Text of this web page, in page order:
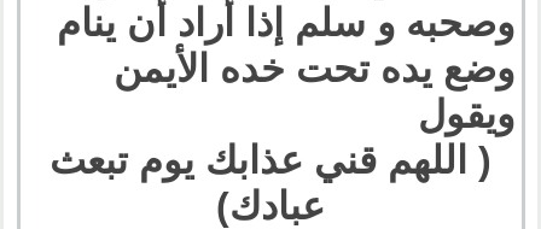
وصحبه و سلم إذا أراد أن ينام
وضع يده تحت خده ‏الأيمن
ويقول
( اللهم قني عذابك يوم تبعث
عبادك)